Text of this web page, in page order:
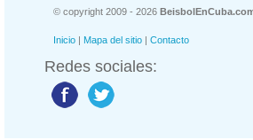
© copyright 2009 - 2026
Inicio | Mapa del sitio | Contacto
Redes sociales: